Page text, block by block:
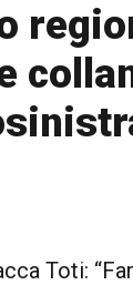
Toti: